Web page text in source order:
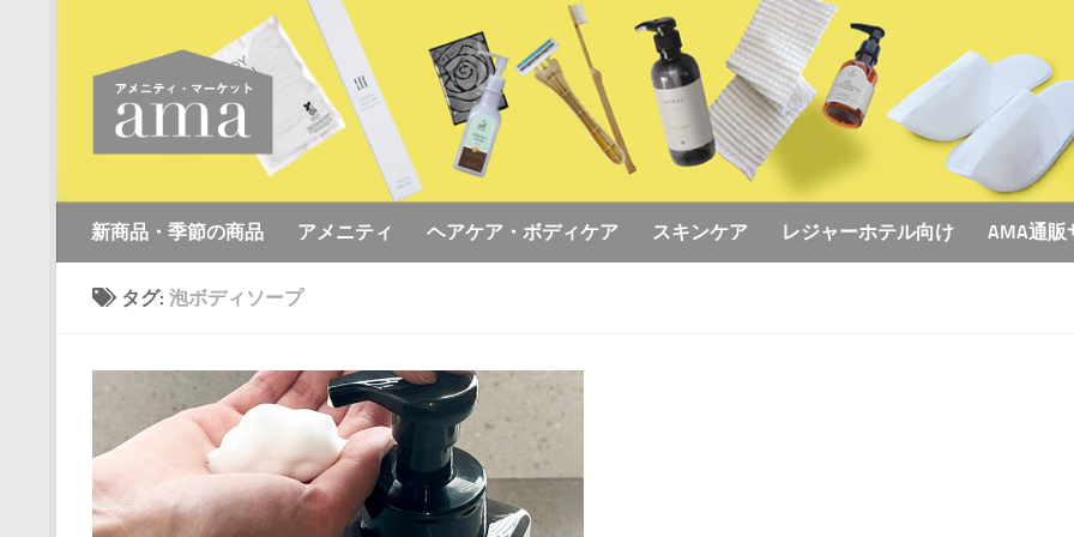
コンテンツへスキップ
新商品・季節の商品 アメニティ ヘアケア・ボディケア スキンケア レジャーホテル向け AMA通販
タグ: 泡ボディソープ